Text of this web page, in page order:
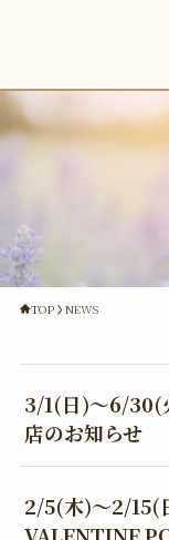
TOP NEWS
3/1(日)～6/30(
店のお知らせ
2/5(木)～2/15(